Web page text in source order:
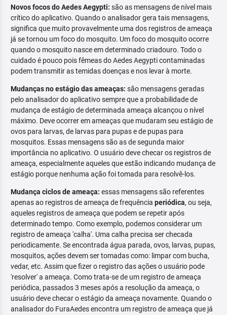
Novos focos do Aedes Aegypti: são as mensagens de nível mais
crítico do aplicativo. Quando o analisador gera tais mensagens,
significa que muito provavelmente uma dos registros de ameaça
já se tornou um foco do mosquito. Um foco do mosquito ocorre
quando o mosquito nasce em determinado criadouro. Todo o
cuidado é pouco pois fêmeas do Aedes Aegypti contaminadas
podem transmitir as temidas doenças e nos levar à morte.
Mudanças no estágio das ameaças: são mensagens geradas
pelo analisador do aplicativo sempre que a probabilidade de
mudança de estágio de determinada ameaça alcançou o nível
máximo. Deve ocorrer em ameaças que mudaram seu estágio de
ovos para larvas, de larvas para pupas e de pupas para
mosquitos. Essas mensagens são as de segunda maior
importância no aplicativo. O usuário deve checar os registros de
ameaça, especialmente aqueles que estão indicando mudança de
estágio porque nenhuma ação foi tomada para resolvê-los.
Mudança ciclos de ameaça: essas mensagens são referentes
apenas ao registros de ameaça de frequência periódica, ou seja,
aqueles registros de ameaça que podem se repetir após
determinado tempo. Como exemplo, podemos considerar um
registro de ameaça 'calha'. Uma calha precisa ser checada
periodicamente. Se encontrada água parada, ovos, larvas, pupas,
mosquitos, ações devem ser tomadas como: limpar com bucha,
vedar, etc. Assim que fizer o registro das ações o usuário pode
'resolver' a ameaça. Como trata-se de um registro de ameaça
periódica, passados 3 meses após a resolução da ameaça, o
usuário deve checar o estágio da ameaça novamente. Quando o
analisador do FuraAedes encontra um registro de ameaça que já